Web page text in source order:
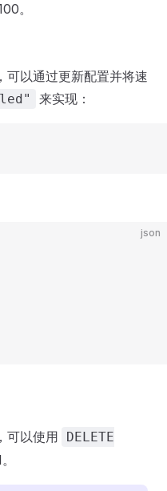
。
可以通过更新配置并将速
来实现：
json
可以使用
DELETE